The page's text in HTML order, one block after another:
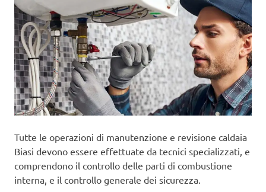
Tutte le operazioni di manutenzione e revisione caldaia
Biasi devono essere effettuate da tecnici specializzati, e
comprendono il controllo delle parti di combustione
interna, e il controllo generale dei sicurezza.